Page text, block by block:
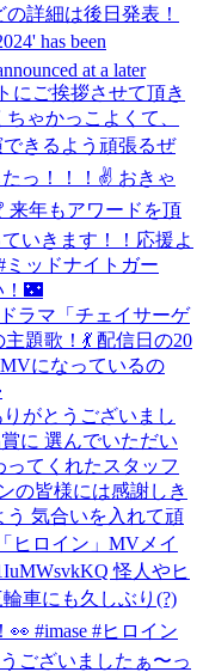
詳細は後日発表！
has been
at a later
にご挨拶させて頂き
ゃかっこよくて、
きるよう頑張るぜ
っ！！！✌️ おきゃ
来年もアワードを頂
いきます！！応援よ
ミッドナイトガー
🌃
ドラマ「チェイサーゲ
題歌！💃 配信日の20
になっているの
がとうございまし
に 選んでいただい
てくれたスタッフ
の皆様には感謝しき
気合いを入れて頑
「ヒロイン」MVメイ
怪人やヒ
車にも久しぶり(?)
#imase #ヒロイン
ございましたぁ〜っ